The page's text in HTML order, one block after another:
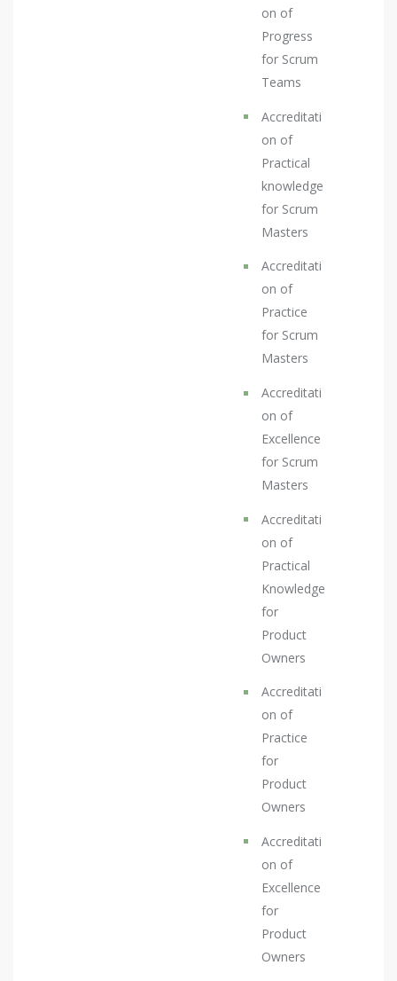
on of
Progress
for Scrum
Teams
Accreditati
on of
Practical
knowledge
for Scrum
Masters
Accreditati
on of
Practice
for Scrum
Masters
Accreditati
on of
Excellence
for Scrum
Masters
Accreditati
on of
Practical
Knowledge
for
Product
Owners
Accreditati
on of
Practice
for
Product
Owners
Accreditati
on of
Excellence
for
Product
Owners